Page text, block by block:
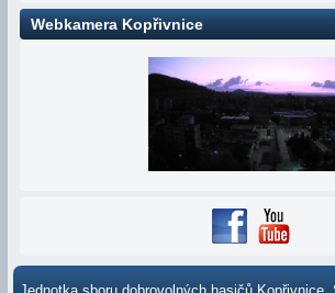
Webkamera Kopřivnice